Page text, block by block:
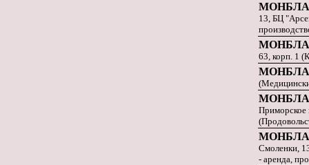
13, БЦ
63, корп. 1
Приморское
Смоленки,
- аренда,